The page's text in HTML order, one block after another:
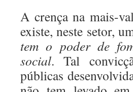
A crença na mais-
existe, neste setor,
tem o poder de
social. Tal
públicas